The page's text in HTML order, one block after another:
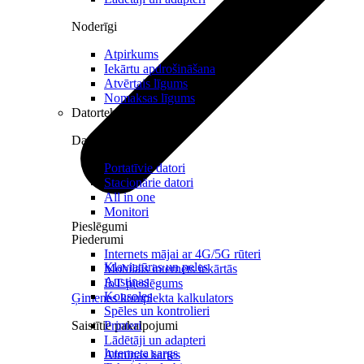
Pieslēgumi
Internets mājai ar 4G/5G rūteri
Mobilais internets iekārtās
IoT pieslēgums
Ģimenes komplekta kalkulators
Saistītie pakalpojumi
Interneta sargs
Noderīgi
Atpirkums
Iekārtu apdrošināšana
Atvērtais līgums
Nomaksas līgums
Datortehnika
Datori un Monitori
Portatīvie datori
Stacionārie datori
All in one
Monitori
Piederumi
Klaviatūras un peles
Austiņas
Konsoles
Spēles un kontrolieri
Printeri
Lādētāji un adapteri
Atmiņas kartes